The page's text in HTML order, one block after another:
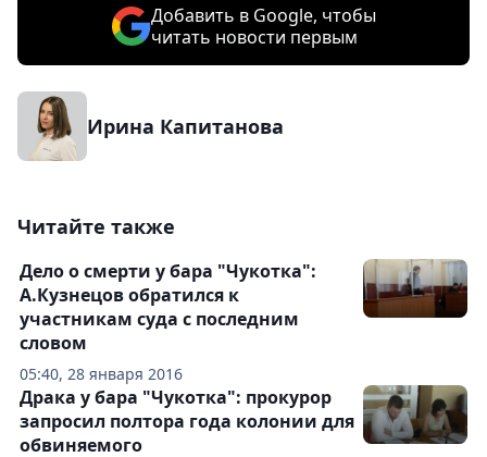
Добавить в Google, чтобы
читать новости первым
Ирина Капитанова
Читайте также
05:40, 28 января 2016
Дело о смерти у бара "Чукотка":
А.Кузнецов обратился к
участникам суда с последним
словом
Драка у бара "Чукотка": прокурор
запросил полтора года колонии для
обвиняемого